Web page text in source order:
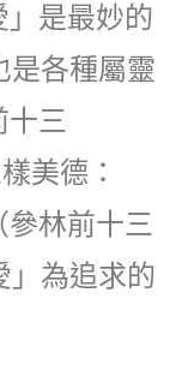
」是最妙的
是各種屬靈
十三
美德：
參林前十三
」為追求的